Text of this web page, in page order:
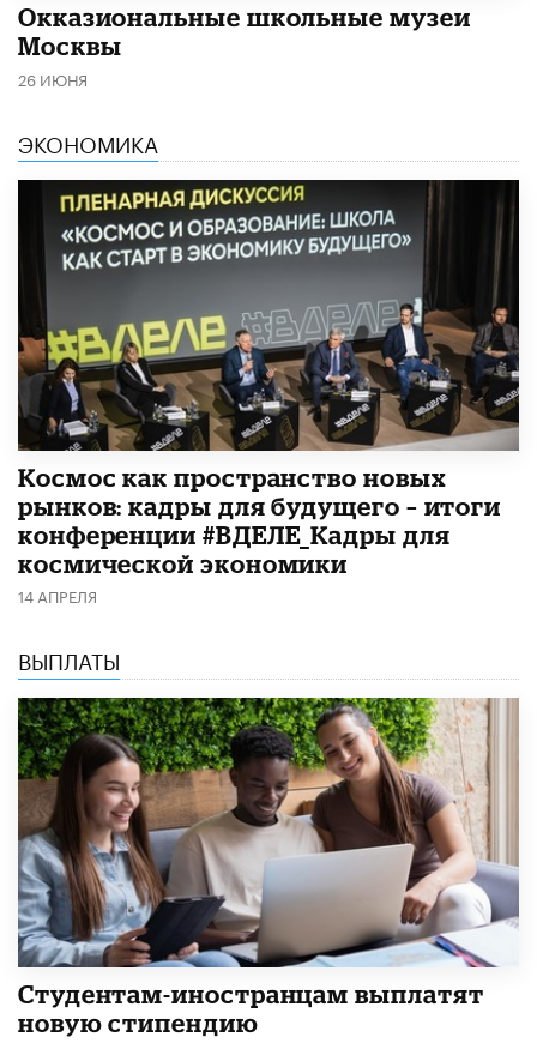
​Окказиональные школьные музеи
Москвы
26 ИЮНЯ
ЭКОНОМИКА
Космос как пространство новых
рынков: кадры для будущего – итоги
конференции #ВДЕЛЕ_Кадры для
космической экономики
14 АПРЕЛЯ
ВЫПЛАТЫ
Студентам-иностранцам выплатят
новую стипендию